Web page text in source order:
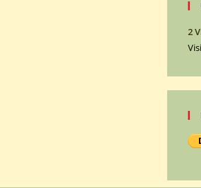
2